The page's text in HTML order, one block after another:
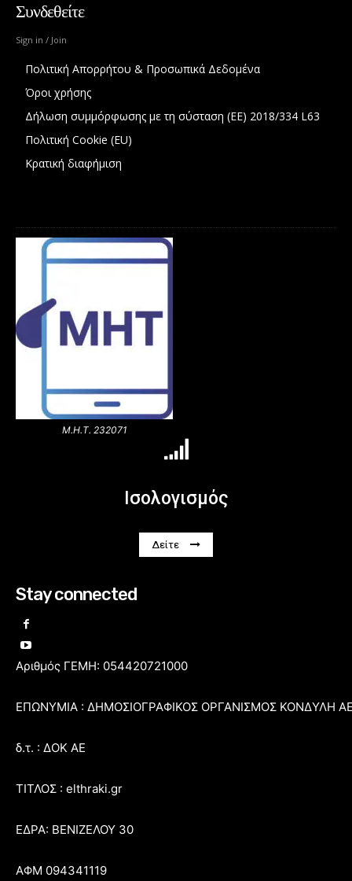
Συνδεθείτε
Sign in / Join
Πολιτική Απορρήτου & Προσωπικά Δεδομένα
Όροι χρήσης
Δήλωση συμμόρφωσης με τη σύσταση (ΕΕ) 2018/334 L63
Πολιτική Cookie (EU)
Κρατική διαφήμιση
Μ.Η.Τ. 232071
Ισολογισμός
Δείτε
Stay connected
Αριθμός ΓΕΜΗ: 054420721000
ΕΠΩΝΥΜΙΑ : ΔΗΜΟΣΙΟΓΡΑΦΙΚΟΣ ΟΡΓΑΝΙΣΜΟΣ ΚΟΝΔΥΛΗ
δ.τ. : ΔΟΚ ΑΕ
ΤΙΤΛΟΣ : elthraki.gr
ΕΔΡΑ: ΒΕΝΙΖΕΛΟΥ 30
ΑΦΜ 094341119